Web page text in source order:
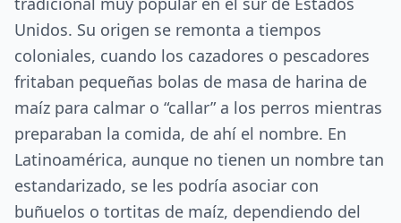
Unidos. Su origen se remonta a tiempos
coloniales, cuando los cazadores o pescadores
fritaban pequeñas bolas de masa de harina de
maíz para calmar o “callar” a los perros mientras
preparaban la comida, de ahí el nombre. En
Latinoamérica, aunque no tienen un nombre tan
estandarizado, se les podría asociar con
buñuelos o tortitas de maíz, dependiendo del